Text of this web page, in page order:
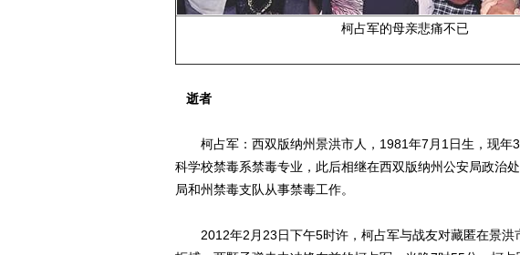
柯占军的母亲悲痛不已
逝者
柯占军：西双版纳州景洪市人，1981年7月1日生，现年
科学校禁毒系禁毒专业，此后相继在西双版纳州公安局政治
局和州禁毒支队从事禁毒工作。
2012年2月23日下午5时许，柯占军与战友对藏匿在景洪